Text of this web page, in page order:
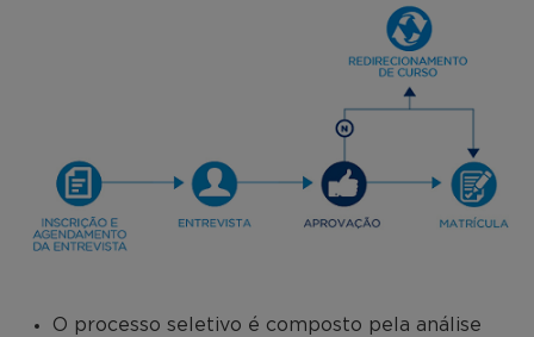
O processo seletivo é composto pela análise